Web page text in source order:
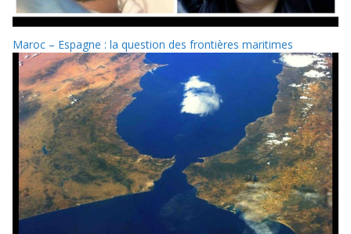
Maroc – Espagne : la question des frontières maritimes